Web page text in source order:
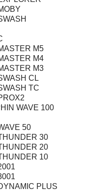
M5
M4
M3
CL
TC
WAVE 100
50
30
20
10
PLUS